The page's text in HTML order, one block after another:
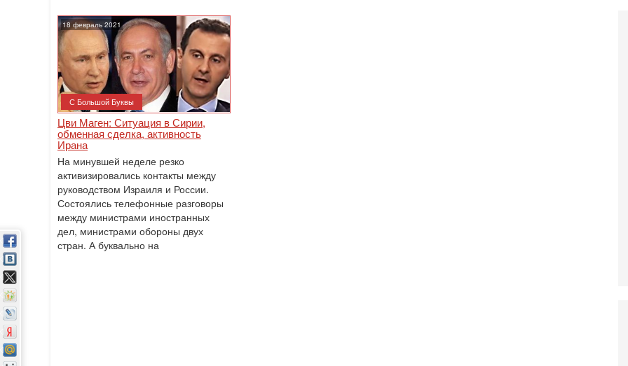
18 февраль 2021
С Большой Буквы
Цви Маген: Ситуация в Сирии,
обменная сделка, активность
Ирана
На минувшей неделе резко
активизировались контакты между
руководством Израиля и России.
Состоялись телефонные разговоры
между министрами иностранных
дел, министрами обороны двух
стран. А буквально на